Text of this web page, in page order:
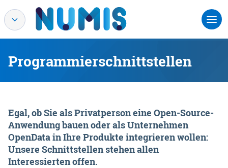
Programmierschnittstellen
Egal, ob Sie als Privatperson eine Open-Source-
Anwendung bauen oder als Unternehmen
OpenData in Ihre Produkte integrieren wollen:
Unsere Schnittstellen stehen allen
Interessierten offen.